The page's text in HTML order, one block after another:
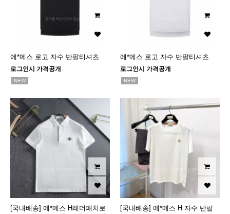
에*메스 로고 자수 반팔티셔츠
로그인시 가격공개
NEW
에*메스 로고 자수 반팔티셔츠
로그인시 가격공개
NEW
[국내배송] 에*메스 H레더패치로
[국내배송] 에*메스 H 자수 반팔